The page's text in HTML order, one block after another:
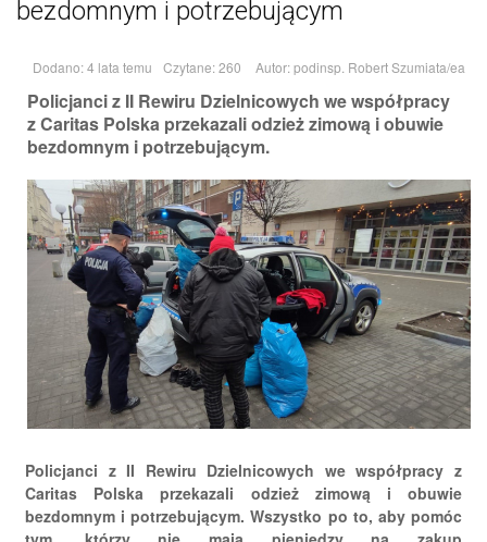
bezdomnym i potrzebującym
Dodano: 4 lata temu Czytane: 260 Autor:podinsp. Robert Szumiata/ea
Policjanci z II Rewiru Dzielnicowych we współpracy
z Caritas Polska przekazali odzież zimową i obuwie
bezdomnym i potrzebującym.
Policjanci z II Rewiru Dzielnicowych we współpracy z
Caritas Polska przekazali odzież zimową i obuwie
bezdomnym i potrzebującym. Wszystko po to, aby pomóc